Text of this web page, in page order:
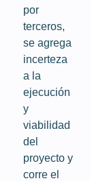
por
terceros,
se agrega
incerteza
a la
ejecución
y
viabilidad
del
proyecto y
corre el